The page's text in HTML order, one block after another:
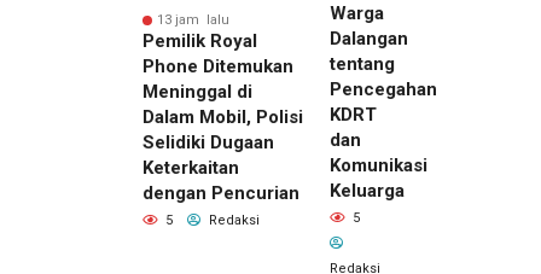
13 jam lalu
Pemilik Royal
Phone Ditemukan
Meninggal di
Dalam Mobil, Polisi
Selidiki Dugaan
Keterkaitan
dengan Pencurian
5 Redaksi
Warga
Dalangan
tentang
Pencegahan
KDRT
dan
Komunikasi
Keluarga
5
Redaksi